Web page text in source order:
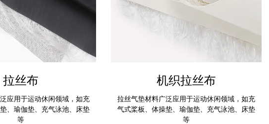
拉丝布
应用于运动休闲领域，如充
、瑜伽垫、充气泳池、床垫
等
机织拉丝布
拉丝气垫材料广泛应用于运动休闲领域，如充
气式桨板、体操垫、瑜伽垫、充气泳池、床垫
等